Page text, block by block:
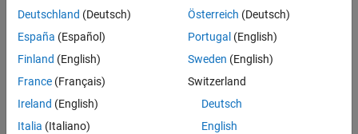
You can chat withSimulink Copilotto execute and monitor tasks
defined in Process Advisor (with
CI/CD Automation for Simulink
Check™
Get Started
Learn the basics of Simulink Copilot
Deutschland (Deutsch)
España (Español)
Finland (English)
France (Français)
Ireland (English)
Italia (Italiano)
Österreich (Deutsch)
Portugal (English)
Sweden (English)
Switzerland
Deutsch
English